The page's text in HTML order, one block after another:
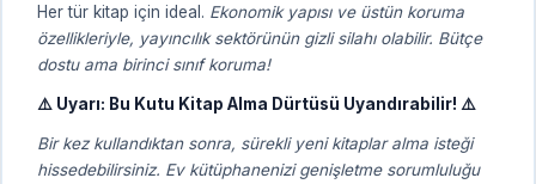
Her tür kitap için ideal. Ekonomik yapısı ve üstün koruma
özellikleriyle, yayıncılık sektörünün gizli silahı olabilir. Bütçe
dostu ama birinci sınıf koruma!
⚠️ Uyarı: Bu Kutu Kitap Alma Dürtüsü Uyandırabilir! ⚠️
Bir kez kullandıktan sonra, sürekli yeni kitaplar alma isteği
hissedebilirsiniz. Ev kütüphanenizi genişletme sorumluluğu